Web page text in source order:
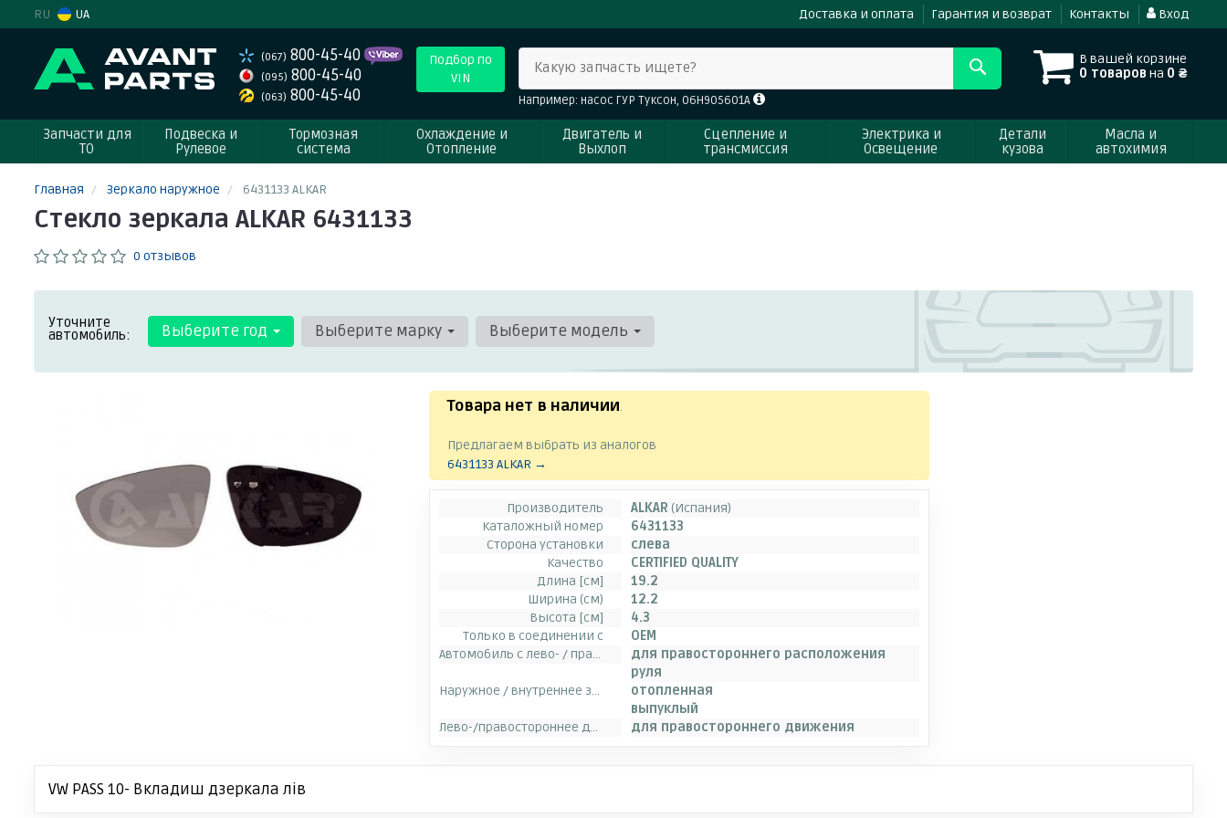
RU UA Доставка и оплата Гарантия и возврат Контакты Вход
(067) 800-45-40
(095) 800-45-40
(063) 800-45-40
Подбор по
VIN
В вашей корзине
0 товаров на 0 ₴
Какую запчасть ищете?
Например: насос ГУР Туксон, 06H905601A
Запчасти для
ТО
Подвеска и
Рулевое
Тормозная
система
Охлаждение и
Отопление
Двигатель и
Выхлоп
Сцепление и
трансмиссия
Электрика и
Освещение
Детали
кузова
Масла и
автохимия
Главная Зеркало наружное 6431133 ALKAR
Стекло зеркала ALKAR 6431133
0 отзывов
Уточните
автомобиль: Выберите год Выберите марку Выберите модель
Товара нет в наличии.
Предлагаем выбрать из аналогов
6431133 ALKAR →
Производитель ALKAR (Испания)
Каталожный номер
6431133
Сторона установки
слева
Качество
CERTIFIED QUALITY
Длина [см]
19.2
Ширина (см)
12.2
Высота [см]
4.3
Только в соединении с
OEM
Автомобиль с лево- / правосторонним расположением руля
для правостороннего расположения
руля
Наружное / внутреннее зеркало заднего вида
отопленная
выпуклый
Лево-/правостороннее движение
для правостороннего движения
VW PASS 10- Вкладиш дзеркала лів